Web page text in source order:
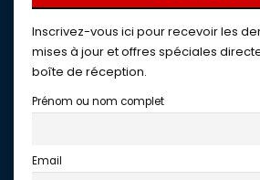
Inscrivez-vous ici pour recevoir les
mises à jour et offres spéciales
boîte de réception.
Prénom ou nom complet
Email